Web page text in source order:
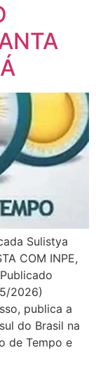
Sulistya
COM INPE,
2026)
publica a
do Brasil na
de Tempo e